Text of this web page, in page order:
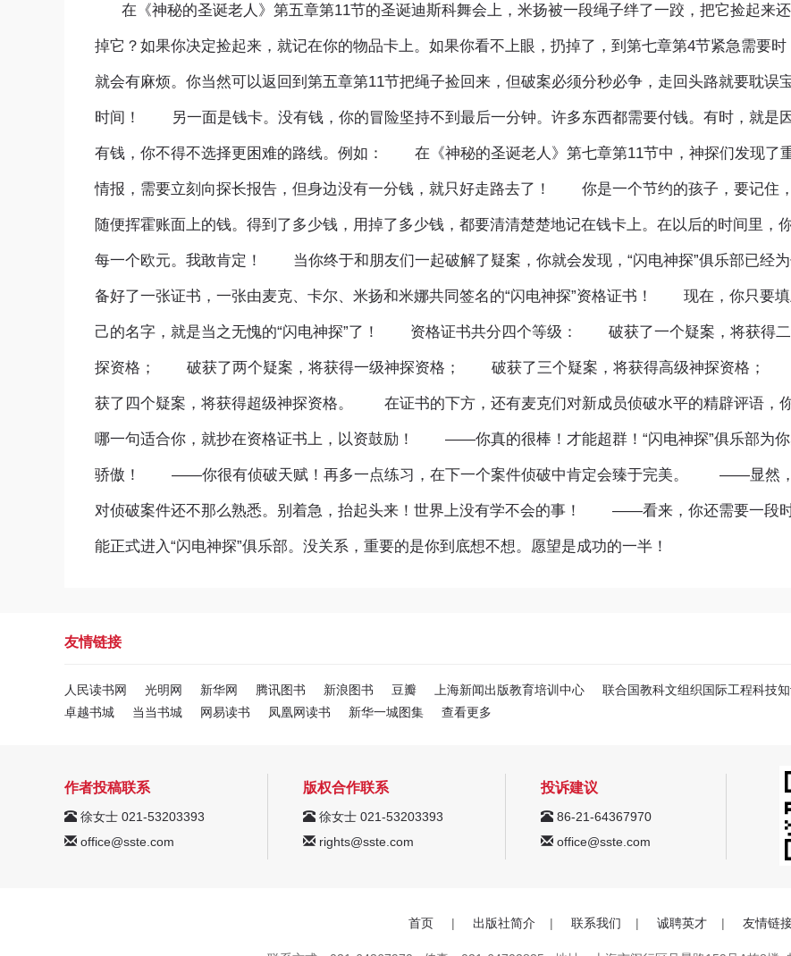
在《神秘的圣诞老人》第五章第11节的圣诞迪斯科舞会上，米扬被一段绳子绊了一跤，把它捡起来
掉它？如果你决定捡起来，就记在你的物品卡上。如果你看不上眼，扔掉了，到第七章第4节紧急需要时
就会有麻烦。你当然可以返回到第五章第11节把绳子捡回来，但破案必须分秒必争，走回头路就要耽误
时间！ 另一面是钱卡。没有钱，你的冒险坚持不到最后一分钟。许多东西都需要付钱。有时，就是
有钱，你不得不选择更困难的路线。例如： 在《神秘的圣诞老人》第七章第11节中，神探们发现了
情报，需要立刻向探长报告，但身边没有一分钱，就只好走路去了！ 你是一个节约的孩子，要记住
随便挥霍账面上的钱。得到了多少钱，用掉了多少钱，都要清清楚楚地记在钱卡上。在以后的时间里，
每一个欧元。我敢肯定！ 当你终于和朋友们一起破解了疑案，你就会发现，“闪电神探”俱乐部已经
备好了一张证书，一张由麦克、卡尔、米扬和米娜共同签名的“闪电神探”资格证书！ 现在，你只要填
己的名字，就是当之无愧的“闪电神探”了！ 资格证书共分四个等级： 破获了一个疑案，将获得
探资格； 破获了两个疑案，将获得一级神探资格； 破获了三个疑案，将获得高级神探资格
获了四个疑案，将获得超级神探资格。 在证书的下方，还有麦克们对新成员侦破水平的精辟评语，
哪一句适合你，就抄在资格证书上，以资鼓励！ ——你真的很棒！才能超群！“闪电神探”俱乐部为你
骄傲！ ——你很有侦破天赋！再多一点练习，在下一个案件侦破中肯定会臻于完美。 ——显然
对侦破案件还不那么熟悉。别着急，抬起头来！世界上没有学不会的事！ ——看来，你还需要一段
能正式进入“闪电神探”俱乐部。没关系，重要的是你到底想不想。愿望是成功的一半！
友情链接
人民读书网 光明网 新华网 腾讯图书 新浪图书 豆瓣 上海新闻出版教育培训中心 联合国教科文组织国际工程科技
卓越书城
当当书城 网易读书 凤凰网读书 新华一城图集 查看更多
作者投稿联系
徐女士 021-53203393
office@sste.com
版权合作联系
徐女士 021-53203393
rights@sste.com
投诉建议
86-21-64367970
office@sste.com
首页 | 出版社简介 | 联系我们 | 诚聘英才 | 友情链